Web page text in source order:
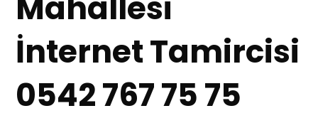
İnternet Tamircisi
0542 767 75 75